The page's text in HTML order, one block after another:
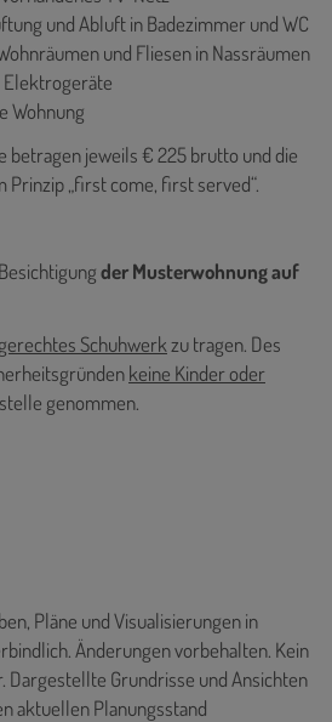
und Abluft in Badezimmer und WC
und Fliesen in Nassräumen
Elektrogeräte
Wohnung
betragen jeweils € 225 brutto und die
Prinzip „first come, first served“.
der Musterwohnung auf
Schuhwerkzu tragen. Des
keine Kinder oder
genommen.
Pläne und Visualisierungen in
Änderungen vorbehalten. Kein
Dargestellte Grundrisse und Ansichten
aktuellen Planungsstand